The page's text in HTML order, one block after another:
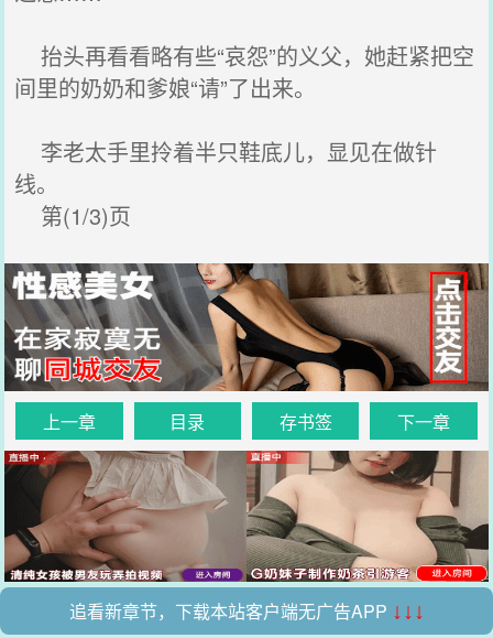
抬头再看看略有些“哀怨”的义父，她赶紧把空
间里的奶奶和爹娘“请”了出来。
李老太手里拎着半只鞋底儿，显见在做针
线。
第(1/3)页
上一章 目录 存书签 下一章
追看新章节，下载本站客户端无广告APP ↓↓↓